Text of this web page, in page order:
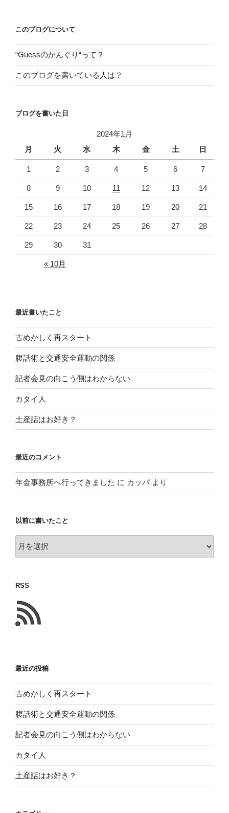
ー
シ
ョ
ン
このブログについて
“Guessのかんぐり“って？
このブログを書いている人は？
ブログを書いた日
2024年1月
月
火 水 木 金 土 日
1 2 3 4 5 6 7
8 9 10 11 12 13 14
15 16 17 18 19 20 21
22 23 24 25 26 27 28
29 30 31
« 10月
最近書いたこと
古めかしく再スタート
腹話術と交通安全運動の関係
記者会見の向こう側はわからない
カタイ人
土産話はお好き？
最近のコメント
年金事務所へ行ってきました に カッパより
以前に書いたこと
前
い
た
こ
と
RSS
最近の投稿
古めかしく再スタート
腹話術と交通安全運動の関係
記者会見の向こう側はわからない
カタイ人
土産話はお好き？